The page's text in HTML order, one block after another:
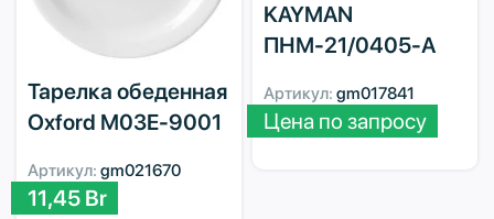
Тарелка обеденная
Oxford M03E-9001
Артикул: gm021670
11,45 Br
KAYMAN
ПНМ-21/0405-А
Артикул: gm017841
Цена по запросу